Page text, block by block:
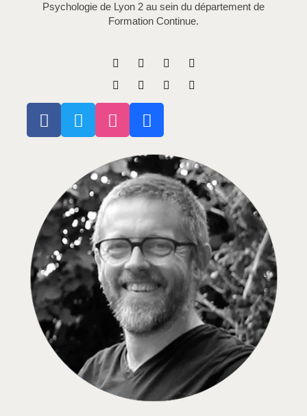
Psychologie de Lyon 2 au sein du département de
Formation Continue.